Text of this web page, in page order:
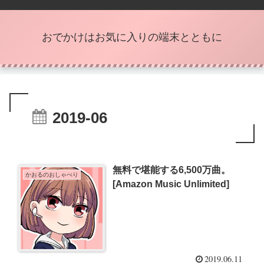
おでかけはお気に入りの端末とともに
2019-06
かおるのおしゃべり
無料で堪能する6,500万曲。
[Amazon Music Unlimited]
2019.06.11